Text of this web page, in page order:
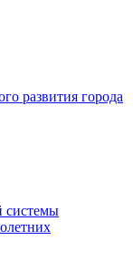
развития города
системы